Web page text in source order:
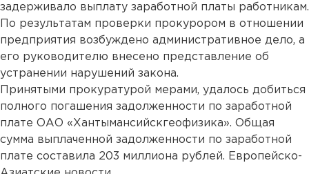
задерживало выплату заработной платы работникам.
По результатам проверки прокурором в отношении
предприятия возбуждено административное дело, а
его руководителю внесено представление об
устранении нарушений закона.
Принятыми прокуратурой мерами, удалось добиться
полного погашения задолженности по заработной
плате ОАО «Хантымансийскгеофизика». Общая
сумма выплаченной задолженности по заработной
плате составила 203 миллиона рублей. Европейско-